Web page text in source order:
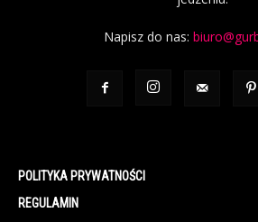
Napisz do nas:
POLITYKA PRYWATNOŚCI
REGULAMIN